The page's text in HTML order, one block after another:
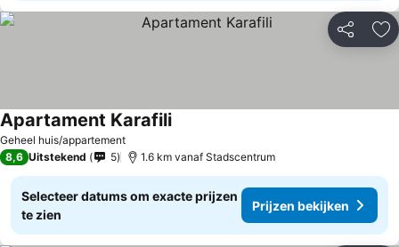
Delen
Geheel huis/appartement
Apartament Karafili
8,6 Uitstekend 5 1.6 km vanaf Stadscentrum
Selecteer datums om exacte prijzen
te zien
Prijzen bekijken